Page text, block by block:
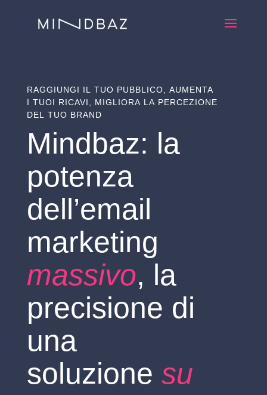
RAGGIUNGI IL TUO PUBBLICO, AUMENTA
I TUOI RICAVI, MIGLIORA LA PERCEZIONE
DEL TUO BRAND
Mindbaz: la
potenza
dell’email
massivo, la
precisione di
una
soluzione su